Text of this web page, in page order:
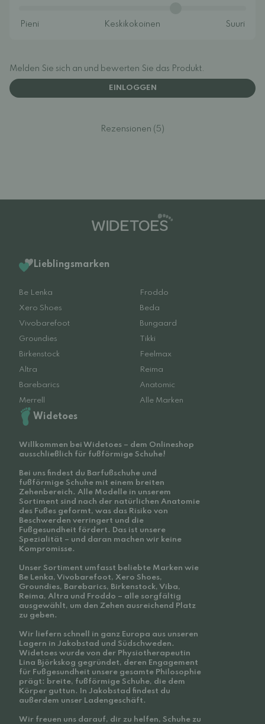
Melden Sie sich an und bewerten Sie das Produkt.
EINLOGGEN
Rezensionen (5)
Lieblingsmarken
Be Lenka
Froddo
Xero Shoes
Beda
Vivobarefoot
Bungaard
Groundies
Tikki
Birkenstock
Feelmax
Altra
Reima
Barebarics
Anatomic
Merrell
Alle Marken
Widetoes
Willkommen bei Widetoes – dem Onlineshop
ausschließlich für fußförmige Schuhe!
Bei uns findest du Barfußschuhe und
fußförmige Schuhe mit einem breiten
Zehenbereich. Alle Modelle in unserem
Sortiment sind nach der natürlichen Anatomie
des Fußes geformt, was das Risiko von
Beschwerden verringert und die
Fußgesundheit fördert. Das ist unsere
Spezialität – und daran machen wir keine
Kompromisse.
Unser Sortiment umfasst beliebte Marken wie
Be Lenka, Vivobarefoot, Xero Shoes,
Groundies, Barebarics, Birkenstock, Viba,
Reima, Altra und Froddo – alle sorgfältig
ausgewählt, um den Zehen ausreichend Platz
zu geben.
Wir liefern schnell in ganz Europa aus unseren
Lagern in Jakobstad und Südschweden.
Widetoes wurde von der Physiotherapeutin
Lina Björkskog gegründet, deren Engagement
für Fußgesundheit unsere gesamte Philosophie
prägt: breite, fußförmige Schuhe, die dem
Körper guttun. In Jakobstad findest du
außerdem unser Ladengeschäft.
Wir freuen uns darauf, dir zu helfen, Schuhe zu